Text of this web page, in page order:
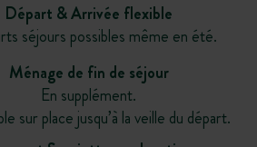
Départ & Arrivée flexible
séjours possibles même en été.
Ménage de fin de séjour
En supplément.
sur place jusqu’à la veille du départ.